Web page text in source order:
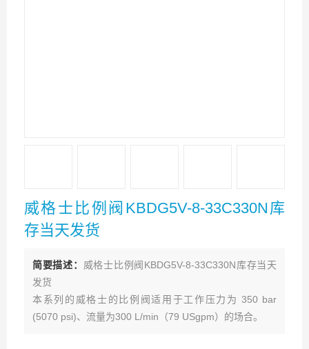
威格士比例阀KBDG5V-8-33C330N库
存当天发货
简要描述： 威格士比例阀KBDG5V-8-33C330N库存当天
发货
本系列的威格士的比例阀适用于工作压力为 350 bar
(5070 psi)、流量为300 L/min（79 USgpm）的场合。